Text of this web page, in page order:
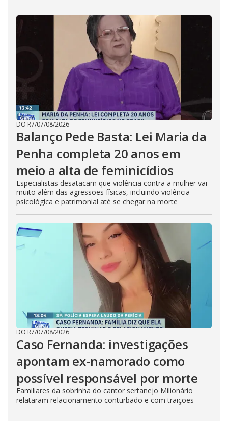
DO R7/07/08/2026
Balanço Pede Basta: Lei Maria da
Penha completa 20 anos em
meio a alta de feminicídios
Especialistas desatacam que violência contra a mulher vai
muito além das agressões físicas, incluindo violência
psicológica e patrimonial até se chegar na morte
DO R7/07/08/2026
Caso Fernanda: investigações
apontam ex-namorado como
possível responsável por morte
Familiares da sobrinha do cantor sertanejo Milionário
relataram relacionamento conturbado e com traições